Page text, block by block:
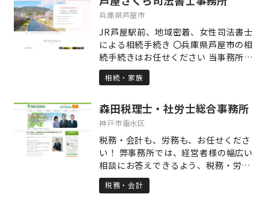
兵庫県芦屋市
JR芦屋駅前、地域密着、女性司法書士
による相続手続き 〇兵庫県芦屋市の相
続手続きはお任せください 当事務所
は、代表司法書士の地元である兵庫県
芦屋市に密着して相続登記等の相続手
す。 地元貢献の想いで司法書士事務所
を経営しており、どなたでも気軽に相
談でき、安心していただける司法書士
事務所を目指しております。 〇相続手
続き内容に応じた、適切な価格設定 当
事務所は、相続手続きの専門家報酬で
よくある、遺産額の◯%という報酬規
定にしておりません。 遺産額の割合で
相続・家族
森田税理士・社労士総合事務所
神戸市垂水区
税務・会計も、労務も、お任せくださ
い！ 弊事務所では、経営者様の幅広い
相談にお答えできるよう、税務・労
務・会計業務を中心に、節税から借入
相談、就業規則見直しまで、豊富な提
税務・会計